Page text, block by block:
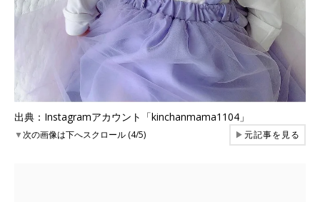
出典：Instagramアカウント「kinchanmama1104」
▼次の画像は下へスクロール (4/5) ▶元記事を見る